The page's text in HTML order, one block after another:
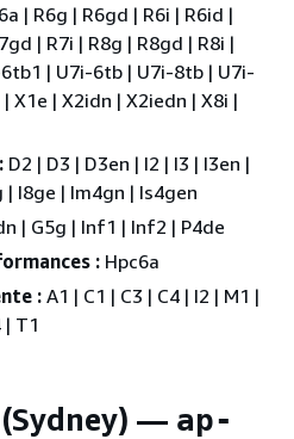
| R6g | R6gd | R6i | R6id |
| R7i | R8g | R8gd | R8i |
| U7i-6tb | U7i-8tb | U7i-
X1e | X2idn | X2iedn | X8i |
D2 | D3 | D3en | I2 | I3 | I3en |
| I8ge | Im4gn | Is4gen
| G5g | Inf1 | Inf2 | P4de
: Hpc6a
: A1 | C1 | C3 | C4 | I2 | M1 |
| T1
— ap-